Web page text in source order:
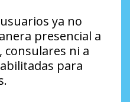
ya no
presencial a
consulares ni a
para